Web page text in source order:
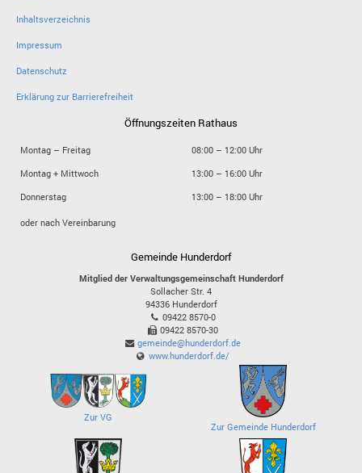
Inhaltsverzeichnis
Impressum
Datenschutz
Erklärung zur Barrierefreiheit
Öffnungszeiten Rathaus
Montag – Freitag
08:00 – 12:00 Uhr
Montag + Mittwoch
13:00 – 16:00 Uhr
Donnerstag
13:00 – 18:00 Uhr
oder nach Vereinbarung
Gemeinde Hunderdorf
Mitglied der Verwaltungsgemeinschaft Hunderdorf
Sollacher Str. 4
94336 Hunderdorf
09422 8570-0
09422 8570-30
gemeinde@hunderdorf.de
www.hunderdorf.de/
Zur VG
Zur Gemeinde Hunderdorf